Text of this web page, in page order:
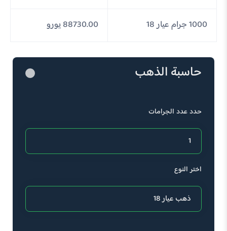
1000 جرام عيار 18 88730.00 يورو
حاسبة الذهب
حدد عدد الجرامات
اختر النوع